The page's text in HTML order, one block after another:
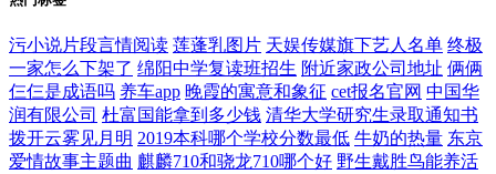
污小说片段言情阅读 莲蓬乳图片 天娱传媒旗下艺人名单 终极
一家怎么下架了 绵阳中学复读班招生 附近家政公司地址 俩俩
仨仨是成语吗 养车app 晚霞的寓意和象征 cet报名官网 中国华
润有限公司 杜富国能拿到多少钱 清华大学研究生录取通知书
拨开云雾见月明 2019本科哪个学校分数最低 牛奶的热量 东京
爱情故事主题曲 麒麟710和骁龙710哪个好 野生戴胜鸟能养活